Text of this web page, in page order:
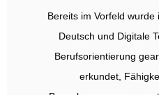
Bereits im Vorfeld
Deutsch und Digitale
Berufsorientierung
erkundet,